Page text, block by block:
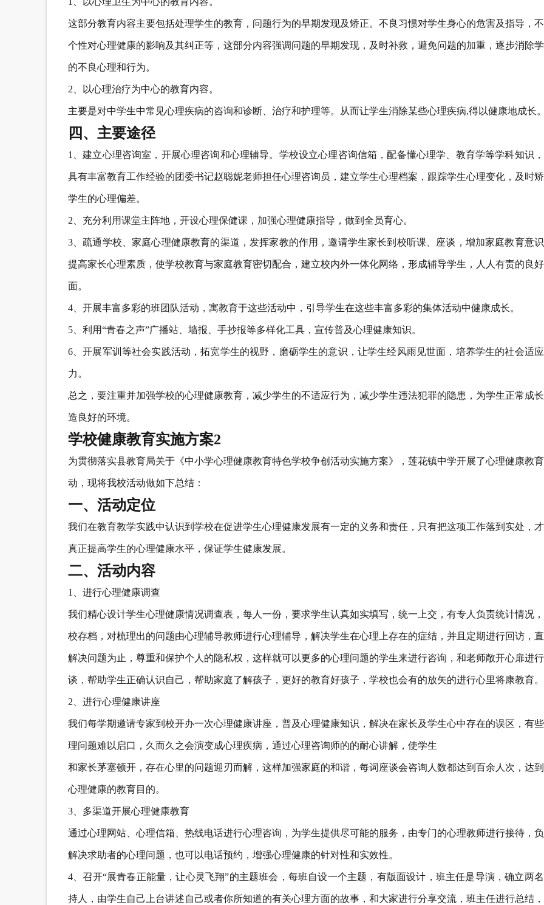
这部分教育内容主要包括处理学生的教育，问题行为的早期发现及矫正。不良习惯对学生身心的危害及指导，不
个性对心理健康的影响及其纠正等，这部分内容强调问题的早期发现，及时补救，避免问题的加重，逐步消除
的不良心理和行为。
2、以心理治疗为中心的教育内容。
主要是对中学生中常见心理疾病的咨询和诊断、治疗和护理等。从而让学生消除某些心理疾病,得以健康地成长。
四、主要途径
1、建立心理咨询室，开展心理咨询和心理辅导。学校设立心理咨询信箱，配备懂心理学、教育学等学科知识，
具有丰富教育工作经验的团委书记赵聪妮老师担任心理咨询员，建立学生心理档案，跟踪学生心理变化，及时
学生的心理偏差。
2、充分利用课堂主阵地，开设心理保健课，加强心理健康指导，做到全员育心。
3、疏通学校、家庭心理健康教育的渠道，发挥家教的作用，邀请学生家长到校听课、座谈，增加家庭教育意识
提高家长心理素质，使学校教育与家庭教育密切配合，建立校内外一体化网络，形成辅导学生，人人有责的良
面。
4、开展丰富多彩的班团队活动，寓教育于这些活动中，引导学生在这些丰富多彩的集体活动中健康成长。
5、利用“青春之声”广播站、墙报、手抄报等多样化工具，宣传普及心理健康知识。
6、开展军训等社会实践活动，拓宽学生的视野，磨砺学生的意识，让学生经风雨见世面，培养学生的社会适
力。
总之，要注重并加强学校的心理健康教育，减少学生的不适应行为，减少学生违法犯罪的隐患，为学生正常成
造良好的环境。
学校健康教育实施方案2
为贯彻落实县教育局关于《中小学心理健康教育特色学校争创活动实施方案》，莲花镇中学开展了心理健康教
动，现将我校活动做如下总结：
一、活动定位
我们在教育教学实践中认识到学校在促进学生心理健康发展有一定的义务和责任，只有把这项工作落到实处，
真正提高学生的心理健康水平，保证学生健康发展。
二、活动内容
1、进行心理健康调查
我们精心设计学生心理健康情况调查表，每人一份，要求学生认真如实填写，统一上交，有专人负责统计情况
校存档，对梳理出的问题由心理辅导教师进行心理辅导，解决学生在心理上存在的症结，并且定期进行回访，直
解决问题为止，尊重和保护个人的隐私权，这样就可以更多的心理问题的学生来进行咨询，和老师敞开心扉进
谈，帮助学生正确认识自己，帮助家庭了解孩子，更好的教育好孩子，学校也会有的放矢的进行心里将康教育。
2、进行心理健康讲座
我们每学期邀请专家到校开办一次心理健康讲座，普及心理健康知识，解决在家长及学生心中存在的误区，有
理问题难以启口，久而久之会演变成心理疾病，通过心理咨询师的的耐心讲解，使学生
和家长茅塞顿开，存在心里的问题迎刃而解，这样加强家庭的和谐，每词座谈会咨询人数都达到百余人次，达
心理健康的教育目的。
3、多渠道开展心理健康教育
通过心理网站、心理信箱、热线电话进行心理咨询，为学生提供尽可能的服务，由专门的心理教师进行接待，
解决求助者的心理问题，也可以电话预约，增强心理健康的针对性和实效性。
4、召开“展青春正能量，让心灵飞翔”的主题班会，每班自设一个主题，有版面设计，班主任是导演，确立两
持人，由学生自己上台讲述自己或者你所知道的有关心理方面的故事，和大家进行分享交流，班主任进行总结